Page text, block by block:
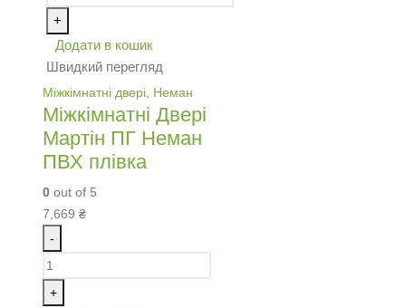
+
Додати в кошик
Швидкий перегляд
Міжкімнатні двері Неман
Міжкімнатні Двері
Мартін ПГ Неман
ПВХ плівка
0 out of 5
7,669 ₴
-
+